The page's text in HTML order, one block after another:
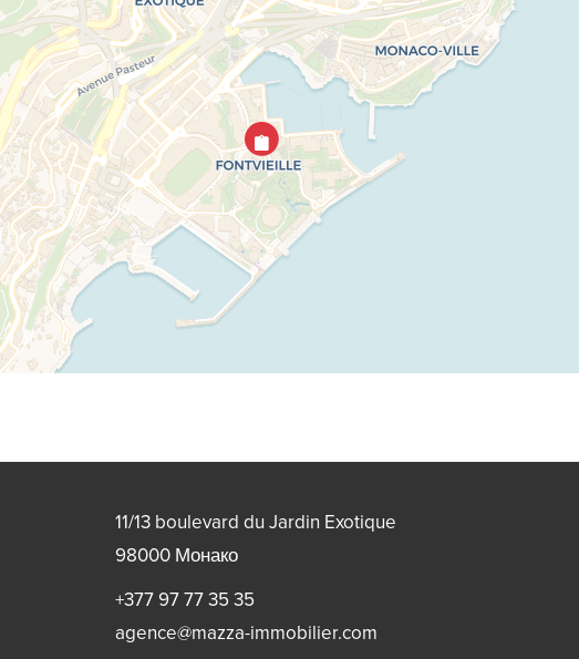
11/13 boulevard du Jardin Exotique
98000Монако
+377 97 77 35 35
agence@mazza-immobilier.com